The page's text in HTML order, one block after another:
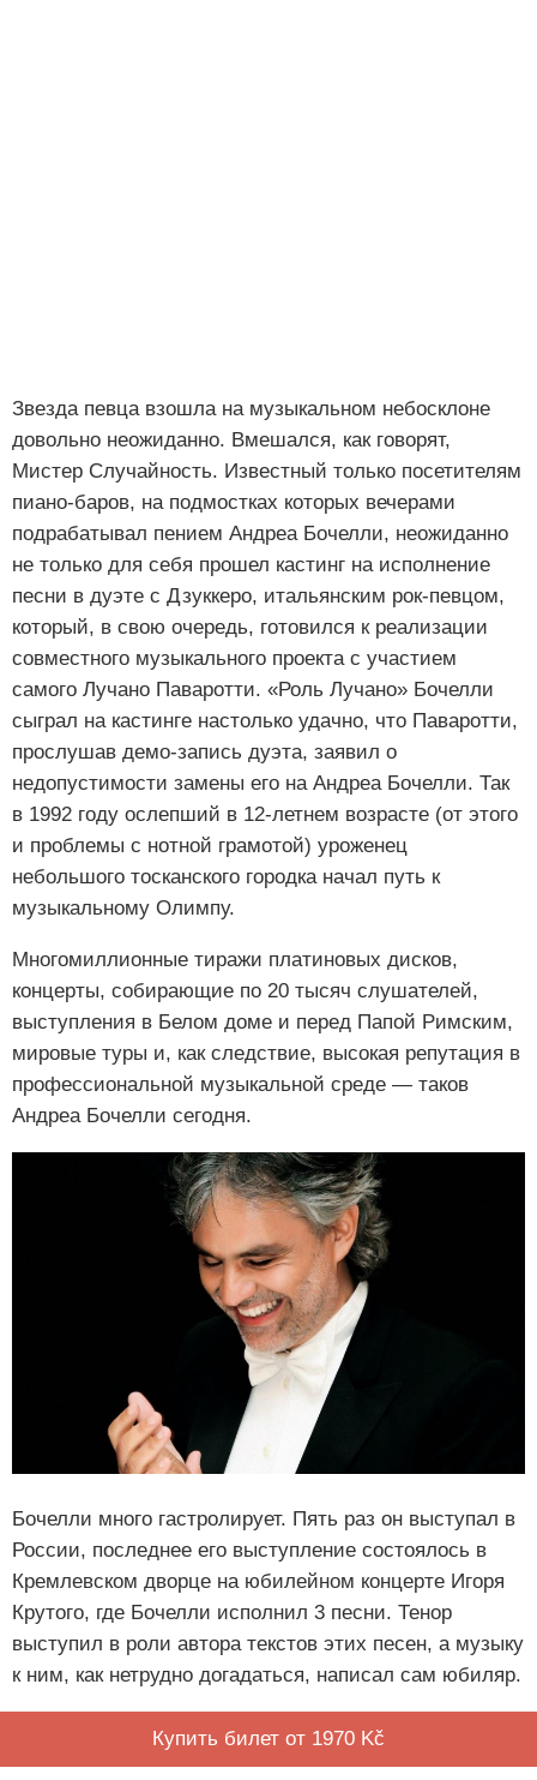
Звезда певца взошла на музыкальном небосклоне
довольно неожиданно. Вмешался, как говорят,
Мистер Случайность. Известный только посетителям
пиано-баров, на подмостках которых вечерами
подрабатывал пением Андреа Бочелли, неожиданно
не только для себя прошел кастинг на исполнение
песни в дуэте с Дзуккеро, итальянским рок-певцом,
который, в свою очередь, готовился к реализации
совместного музыкального проекта с участием
самого Лучано Паваротти. «Роль Лучано» Бочелли
сыграл на кастинге настолько удачно, что Паваротти,
прослушав демо-запись дуэта, заявил о
недопустимости замены его на Андреа Бочелли. Так
в 1992 году ослепший в 12-летнем возрасте (от этого
и проблемы с нотной грамотой) уроженец
небольшого тосканского городка начал путь к
музыкальному Олимпу.
Многомиллионные тиражи платиновых дисков,
концерты, собирающие по 20 тысяч слушателей,
выступления в Белом доме и перед Папой Римским,
мировые туры и, как следствие, высокая репутация в
профессиональной музыкальной среде — таков
Андреа Бочелли сегодня.
Бочелли много гастролирует. Пять раз он выступал в
России, последнее его выступление состоялось в
Кремлевском дворце на юбилейном концерте Игоря
Крутого, где Бочелли исполнил 3 песни. Тенор
выступил в роли автора текстов этих песен, а музыку
к ним, как нетрудно догадаться, написал сам юбиляр.
Купить билет от 1970 Kč